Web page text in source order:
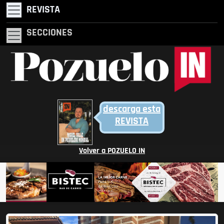
REVISTA
SECCIONES
descarga esta
REVISTA
Volver a POZUELO IN